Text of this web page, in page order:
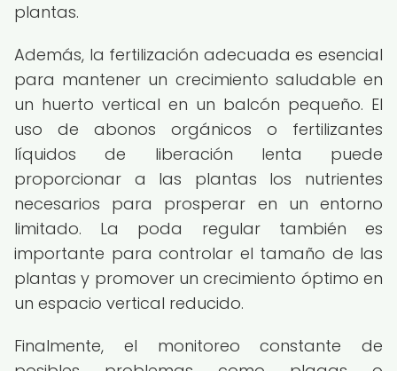
plantas.
Además, la fertilización adecuada es esencial
para mantener un crecimiento saludable en
un huerto vertical en un balcón pequeño. El
uso de abonos orgánicos o fertilizantes
líquidos de liberación lenta puede
proporcionar a las plantas los nutrientes
necesarios para prosperar en un entorno
limitado. La poda regular también es
importante para controlar el tamaño de las
plantas y promover un crecimiento óptimo en
un espacio vertical reducido.
Finalmente, el monitoreo constante de